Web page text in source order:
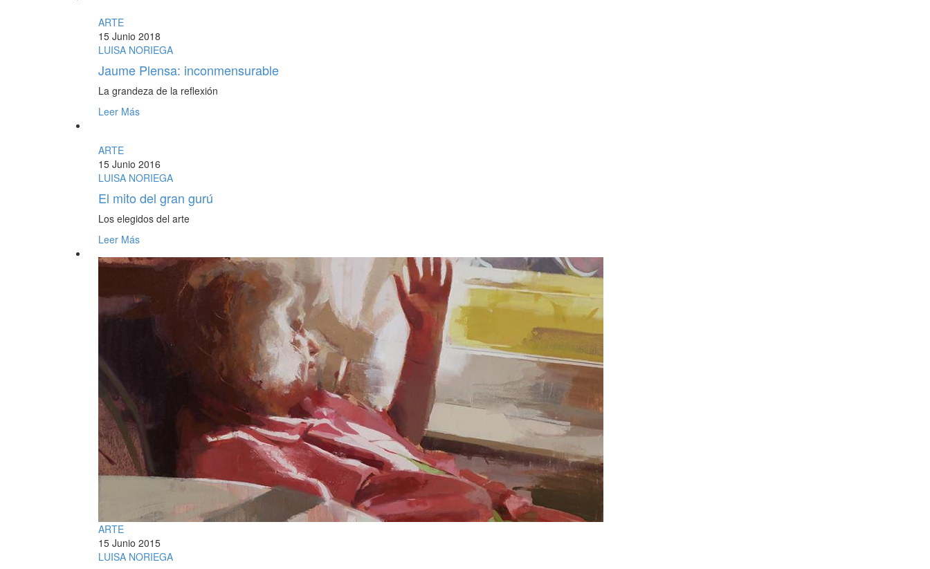
ARTE
15 Junio 2018
LUISA NORIEGA
Jaume Plensa: inconmensurable
La grandeza de la reflexión
Leer Más
ARTE
15 Junio 2016
LUISA NORIEGA
El mito del gran gurú
Los elegidos del arte
Leer Más
ARTE
15 Junio 2015
LUISA NORIEGA